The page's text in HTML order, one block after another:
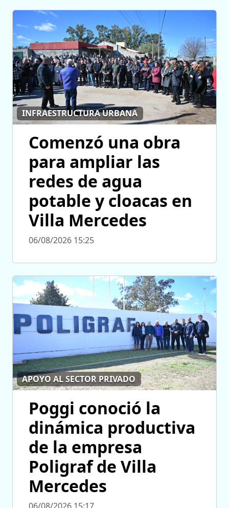
INFRAESTRUCTURA URBANA
Comenzó una obra
para ampliar las
redes de agua
potable y cloacas en
Villa Mercedes
06/08/2026 15:25
APOYO AL SECTOR PRIVADO
Poggi conoció la
dinámica productiva
de la empresa
Poligraf de Villa
Mercedes